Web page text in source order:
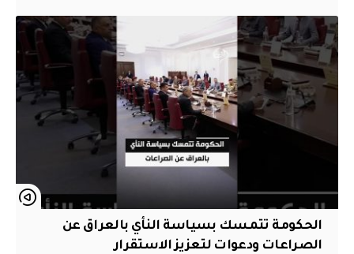
الحكومة تتمسك بسياسة النأي بالعراق عن
الصراعات ودعوات لتعزيز الاستقرار